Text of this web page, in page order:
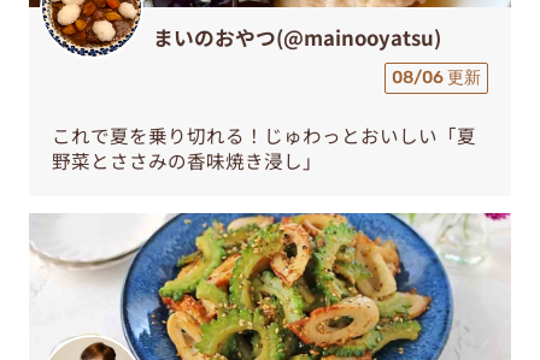
まいのおやつ(@mainooyatsu)
08/06 更新
これで夏を乗り切れる！じゅわっとおいしい「夏
野菜とささみの香味焼き浸し」